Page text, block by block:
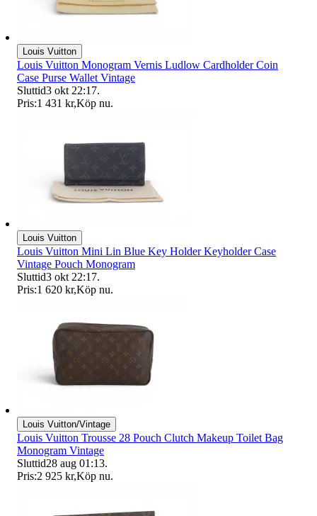
Louis Vuitton
Louis Vuitton Monogram Vernis Ludlow Cardholder Coin
Case Purse Wallet Vintage
Sluttid3 okt 22:17.
Pris:1 431 kr,Köp nu.
Louis Vuitton
Louis Vuitton Mini Lin Blue Key Holder Keyholder Case
Vintage Pouch Monogram
Sluttid3 okt 22:17.
Pris:1 620 kr,Köp nu.
Louis Vuitton/Vintage
Louis Vuitton Trousse 28 Pouch Clutch Makeup Toilet Bag
Monogram Vintage
Sluttid28 aug 01:13.
Pris:2 925 kr,Köp nu.